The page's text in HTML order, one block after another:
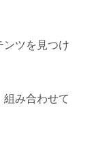
ンツを見つけ
み合わせて